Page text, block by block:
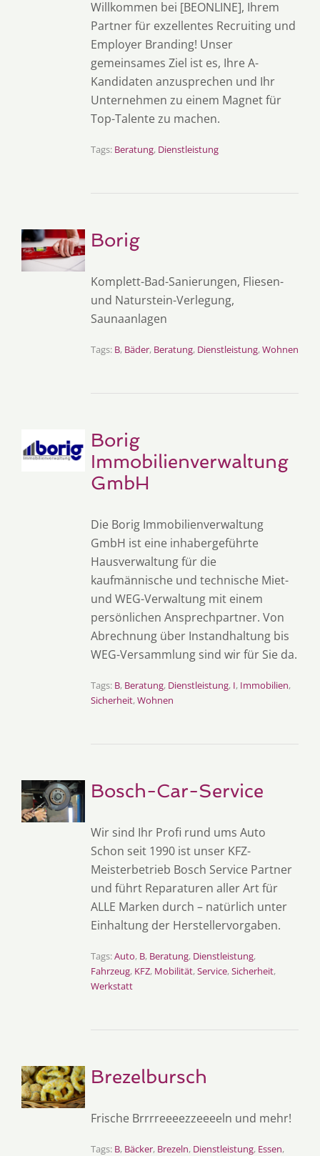
Willkommen bei [BEONLINE], Ihrem
Partner für exzellentes Recruiting und
Employer Branding! Unser
gemeinsames Ziel ist es, Ihre A-
Kandidaten anzusprechen und Ihr
Unternehmen zu einem Magnet für
Top-Talente zu machen.
Tags: Beratung, Dienstleistung
Borig
Komplett-Bad-Sanierungen, Fliesen-
und Naturstein-Verlegung,
Saunaanlagen
Tags: B, Bäder, Beratung, Dienstleistung,Wohnen
Borig
Immobilienverwaltung
GmbH
Die Borig Immobilienverwaltung
GmbH ist eine inhabergeführte
Hausverwaltung für die
kaufmännische und technische Miet-
und WEG-Verwaltung mit einem
persönlichen Ansprechpartner. Von
Abrechnung über Instandhaltung bis
WEG-Versammlung sind wir für Sie da.
Tags: B, Beratung, Dienstleistung, I, Immobilien,
Sicherheit,Wohnen
Bosch-Car-Service
Wir sind Ihr Profi rund ums Auto
Schon seit 1990 ist unser KFZ-
Meisterbetrieb Bosch Service Partner
und führt Reparaturen aller Art für
ALLE Marken durch – natürlich unter
Einhaltung der Herstellervorgaben.
Tags:Auto, B, Beratung, Dienstleistung,
Fahrzeug, KFZ, Mobilität,Service,Sicherheit,
Werkstatt
Brezelbursch
Frische Brrrreeeezzeeeeln und mehr!
Tags: B, Bäcker, Brezeln, Dienstleistung, Essen,